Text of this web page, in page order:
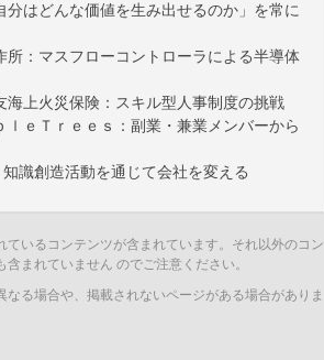
分はどんな価値を生み出せるのか」を常に
所：マスフローコントローラによる半導体
海上火災保険：スキル型人事制度の挑戦
ｌｅＴｒｅｅｓ：副業・兼業メンバーから
識創造活動を通じて会社を変える
いるコンテンツが含まれています。それ以外のコン
まれていません のでご注意ください。
る場合や、掲載されないページがある場合がありま